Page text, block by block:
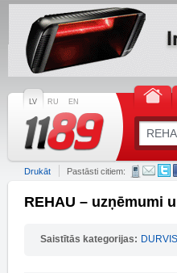
LV RU EN
Drukāt Pastāsti citiem:
REHAU – uzņēmumi
Saistītās kategorijas: